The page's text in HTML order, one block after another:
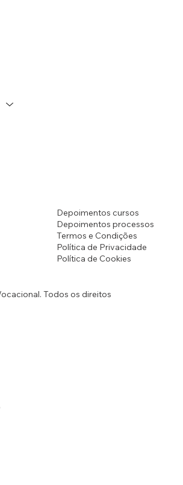
Depoimentos cursos
Depoimentos processos
Termos e Condições
Política de Privacidade
Política de Cookies
Todos os direitos